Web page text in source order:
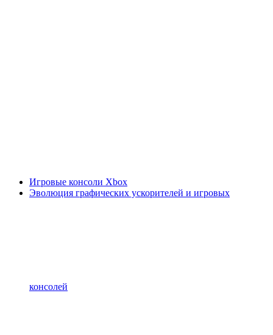
Игровые консоли Xbox
Эволюция графических ускорителей и игровых
консолей